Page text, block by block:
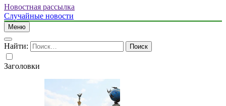
Новостная рассылка
Случайные новости
Меню
Найти:
Заголовки